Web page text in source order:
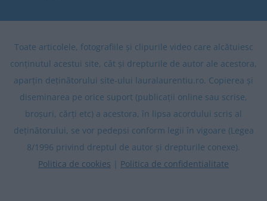
Toate articolele, fotografiile și clipurile video care alcătuiesc
conținutul acestui site, cât și drepturile de autor ale acestora,
aparțin deținătorului site-ului lauralaurentiu.ro. Copierea și
diseminarea pe orice suport (publicații online sau scrise,
broșuri, cărți etc) a acestora, în lipsa acordului scris al
deținătorului, se vor pedepsi conform legii în vigoare (Legea
8/1996 privind dreptul de autor și drepturile conexe).
Politica de cookies | Politica de confidentialitate